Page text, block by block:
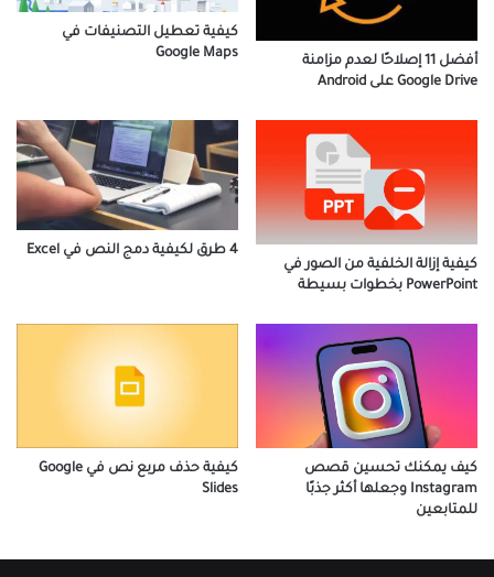
أفضل 11 إصلاحًا لعدم مزامنة
Google Drive على Android
كيفية تعطيل التصنيفات في
Google Maps
كيفية إزالة الخلفية من الصور في
PowerPoint بخطوات بسيطة
4 طرق لكيفية دمج النص في Excel
كيف يمكنك تحسين قصص
Instagram وجعلها أكثر جذبًا
للمتابعين
كيفية حذف مربع نص في Google
Slides